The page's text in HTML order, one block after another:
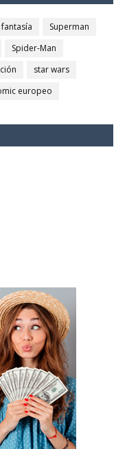
fantasía
Superman
Spider-Man
star wars
europeo